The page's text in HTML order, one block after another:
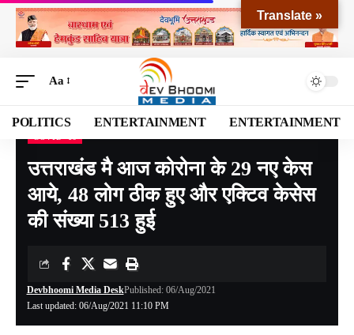
Aa
POLITICS ENTERTAINMENT ENTERTAINMENT
Devbhoomi Media >Blog>NATIONAL>UTTARAKHAND>COVID -19>
उत्तराखंड मै आज कोरोना के 29 नए केस
आये, 48 लोग ठीक हुए और एक्टिव केसेस
की संख्या 513 हुई
Last updated: 06/Aug/2021 11:10 PM
Devbhoomi Media DeskPublished: 06/Aug/2021
Translate »